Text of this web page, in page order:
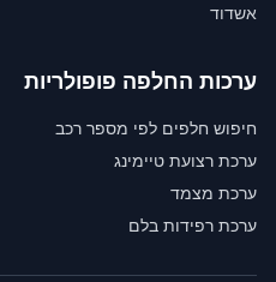
אשדוד
ערכות החלפה פופולריות
חיפוש חלפים לפי מספר רכב
ערכת רצועת טיימינג
ערכת מצמד
ערכת רפידות בלם